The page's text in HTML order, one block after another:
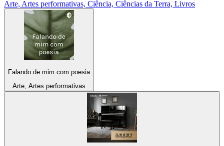
Arte, Artes performativas, Ciência, Ciências da Terra, Livros
Falando de mim com poesia
Arte, Artes performativas